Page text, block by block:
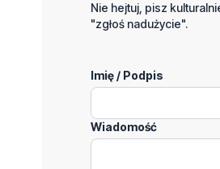
Nie hejtuj, pisz
"zgłoś nadużycie".
Imię / Podpis
Wiadomość